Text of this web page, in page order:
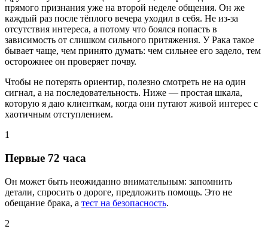
прямого признания уже на второй неделе общения. Он же
каждый раз после тёплого вечера уходил в себя. Не из-за
отсутствия интереса, а потому что боялся попасть в
зависимость от слишком сильного притяжения. У Рака такое
бывает чаще, чем принято думать: чем сильнее его задело, тем
осторожнее он проверяет почву.
Чтобы не потерять ориентир, полезно смотреть не на один
сигнал, а на последовательность. Ниже — простая шкала,
которую я даю клиенткам, когда они путают живой интерес с
хаотичным отступлением.
1
Первые 72 часа
Он может быть неожиданно внимательным: запомнить
детали, спросить о дороге, предложить помощь. Это не
обещание брака, а тест на безопасность.
2